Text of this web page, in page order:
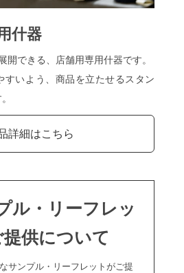
什器
開できる、店舗用専用什器です。
すいよう、商品を立たせるスタン
詳細はこちら
ル・リーフレッ
提供について
サンプル・リーフレットがご提